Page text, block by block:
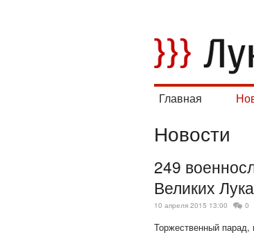
Главная
Новости
249
Великих
10 апреля 2015 13:00 0
Торжественный